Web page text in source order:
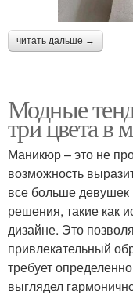
читать дальше →
Модные
три цвета в
Маникюр – это не
возможность
все больше
решения, такие как
дизайне. Это
привлекательный
требует
выглядел